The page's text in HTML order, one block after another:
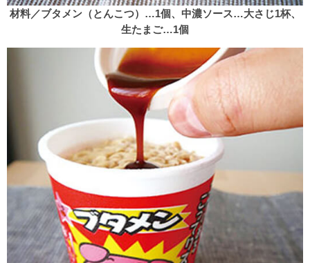
材料／ブタメン（とんこつ）…1個、中濃ソース…大さじ1杯、
生たまご…1個